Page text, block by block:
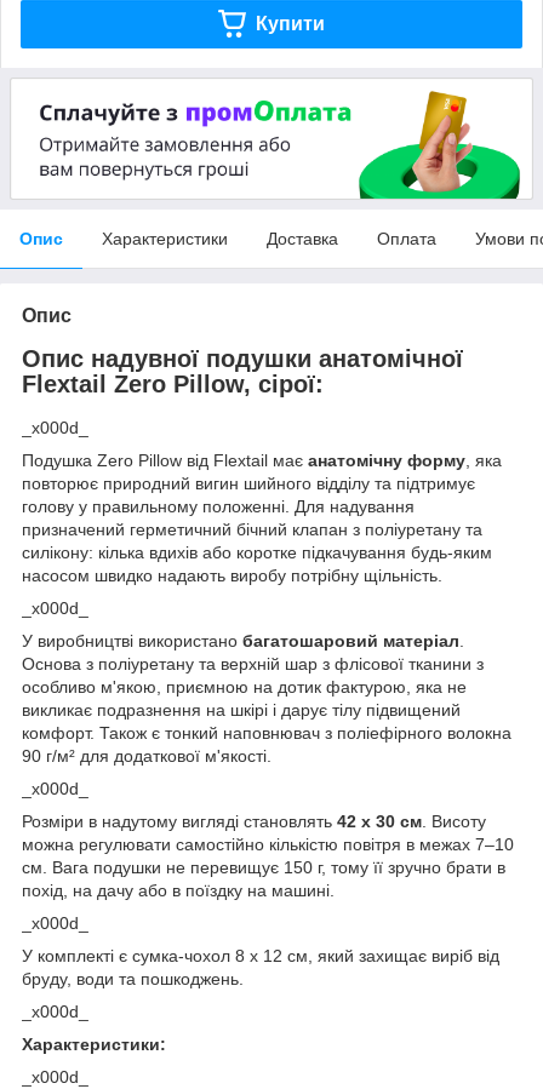
Купити
Опис Характеристики Доставка Оплата Умови
Опис
Опис надувної подушки анатомічної
Flextail Zero Pillow, сірої:
_x000d_
Подушка Zero Pillow від Flextail має анатомічну форму , яка
повторює природний вигин шийного відділу та підтримує
голову у правильному положенні. Для надування
призначений герметичний бічний клапан з поліуретану та
силікону: кілька вдихів або коротке підкачування будь-яким
насосом швидко надають виробу потрібну щільність.
_x000d_
У виробництві використано багатошаровий матеріал
Основа з поліуретану та верхній шар з флісової тканини з
особливо м'якою, приємною на дотик фактурою, яка не
викликає подразнення на шкірі і дарує тілу підвищений
комфорт. Також є тонкий наповнювач з поліефірного волокна
90 г/м² для додаткової м'якості.
_x000d_
Розміри в надутому вигляді становлять 42 х 30 см . Висоту
можна регулювати самостійно кількістю повітря в межах 7–10
см. Вага подушки не перевищує 150 г, тому її зручно брати в
похід, на дачу або в поїздку на машині.
_x000d_
У комплекті є сумка-чохол 8 х 12 см, який захищає виріб від
бруду, води та пошкоджень.
_x000d_
Характеристики:
_x000d_